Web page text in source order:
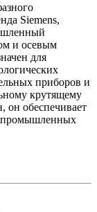
Siemens,
и осевым
для
приборов и
крутящему
он обеспечивает
промышленных